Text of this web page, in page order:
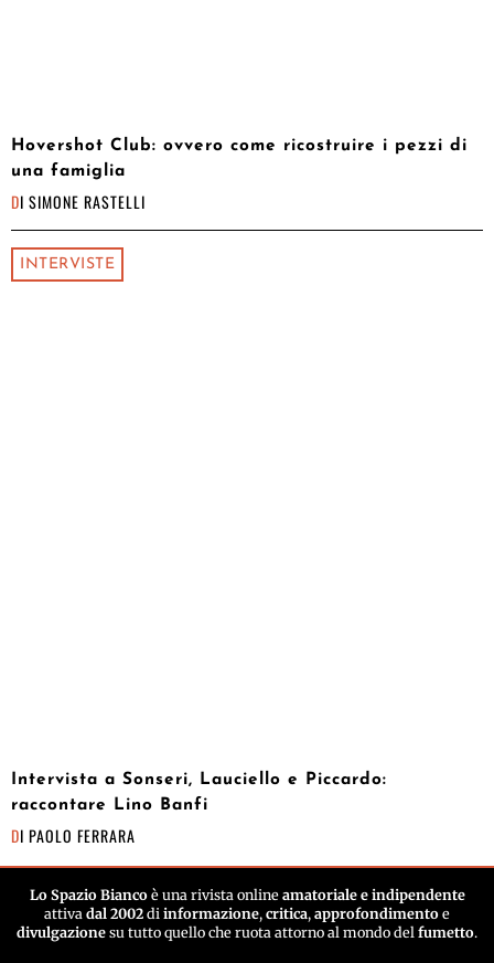
Hovershot Club: ovvero come ricostruire i pezzi di
una famiglia
DI SIMONE RASTELLI
INTERVISTE
Intervista a Sonseri, Lauciello e Piccardo:
raccontare Lino Banfi
DI PAOLO FERRARA
Lo Spazio Biancoè una rivista online amatoriale e indipendente
attiva dal 2002 di informazione, critica, approfondimento e
divulgazione su tutto quello che ruota attorno al mondo del fumetto.